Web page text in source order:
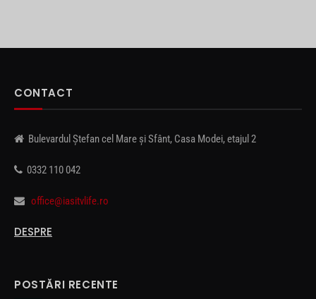
CONTACT
Bulevardul Ștefan cel Mare și Sfânt, Casa Modei, etajul 2
0332 110 042
office@iasitvlife.ro
DESPRE
POSTĂRI RECENTE